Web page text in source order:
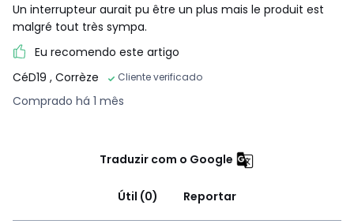
Un interrupteur aurait pu être un plus mais le produit est
malgré tout très sympa.
Eu recomendo este artigo
CéD19 , Corrèze Cliente verificado
Comprado há 1 mês
Traduzir com o Google
Útil (0) Reportar